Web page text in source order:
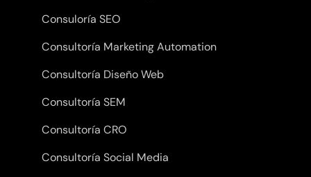
Consuloría SEO
Consultoría Marketing Automation
Consultoría Diseño Web
Consultoría SEM
Consultoría CRO
Consultoría Social Media